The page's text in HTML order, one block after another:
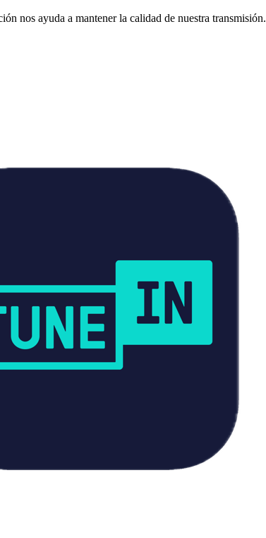
nos ayuda a mantener la calidad de nuestra transmisión.